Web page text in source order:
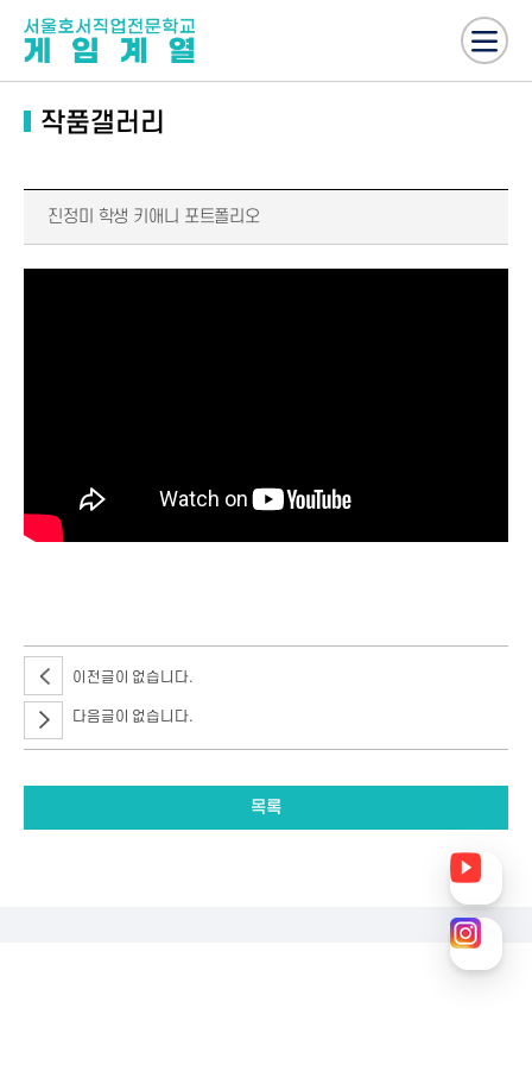
작품갤러리
진정미 학생 키애니 포트폴리오
이전글이 없습니다.
다음글이 없습니다.
목록